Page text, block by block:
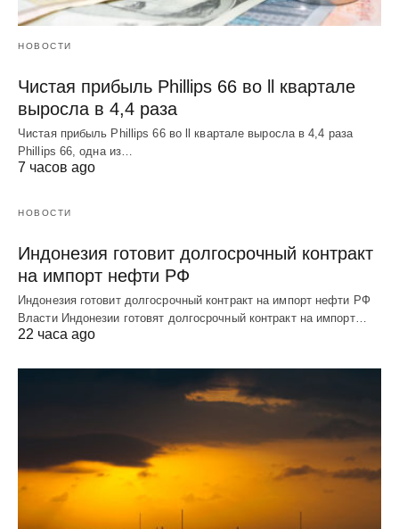
НОВОСТИ
Чистая прибыль Phillips 66 во ll квартале
выросла в 4,4 раза
Чистая прибыль Phillips 66 во ll квартале выросла в 4,4 раза
Phillips 66, одна из…
7 часов ago
НОВОСТИ
Индонезия готовит долгосрочный контракт
на импорт нефти РФ
Индонезия готовит долгосрочный контракт на импорт нефти РФ
Власти Индонезии готовят долгосрочный контракт на импорт…
22 часа ago